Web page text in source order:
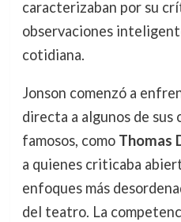
caracterizaban por su
observaciones
cotidiana.
Jonson comenzó a
directa a algunos de sus
famosos, como Thomas
a quienes criticaba
enfoques más
del teatro. La